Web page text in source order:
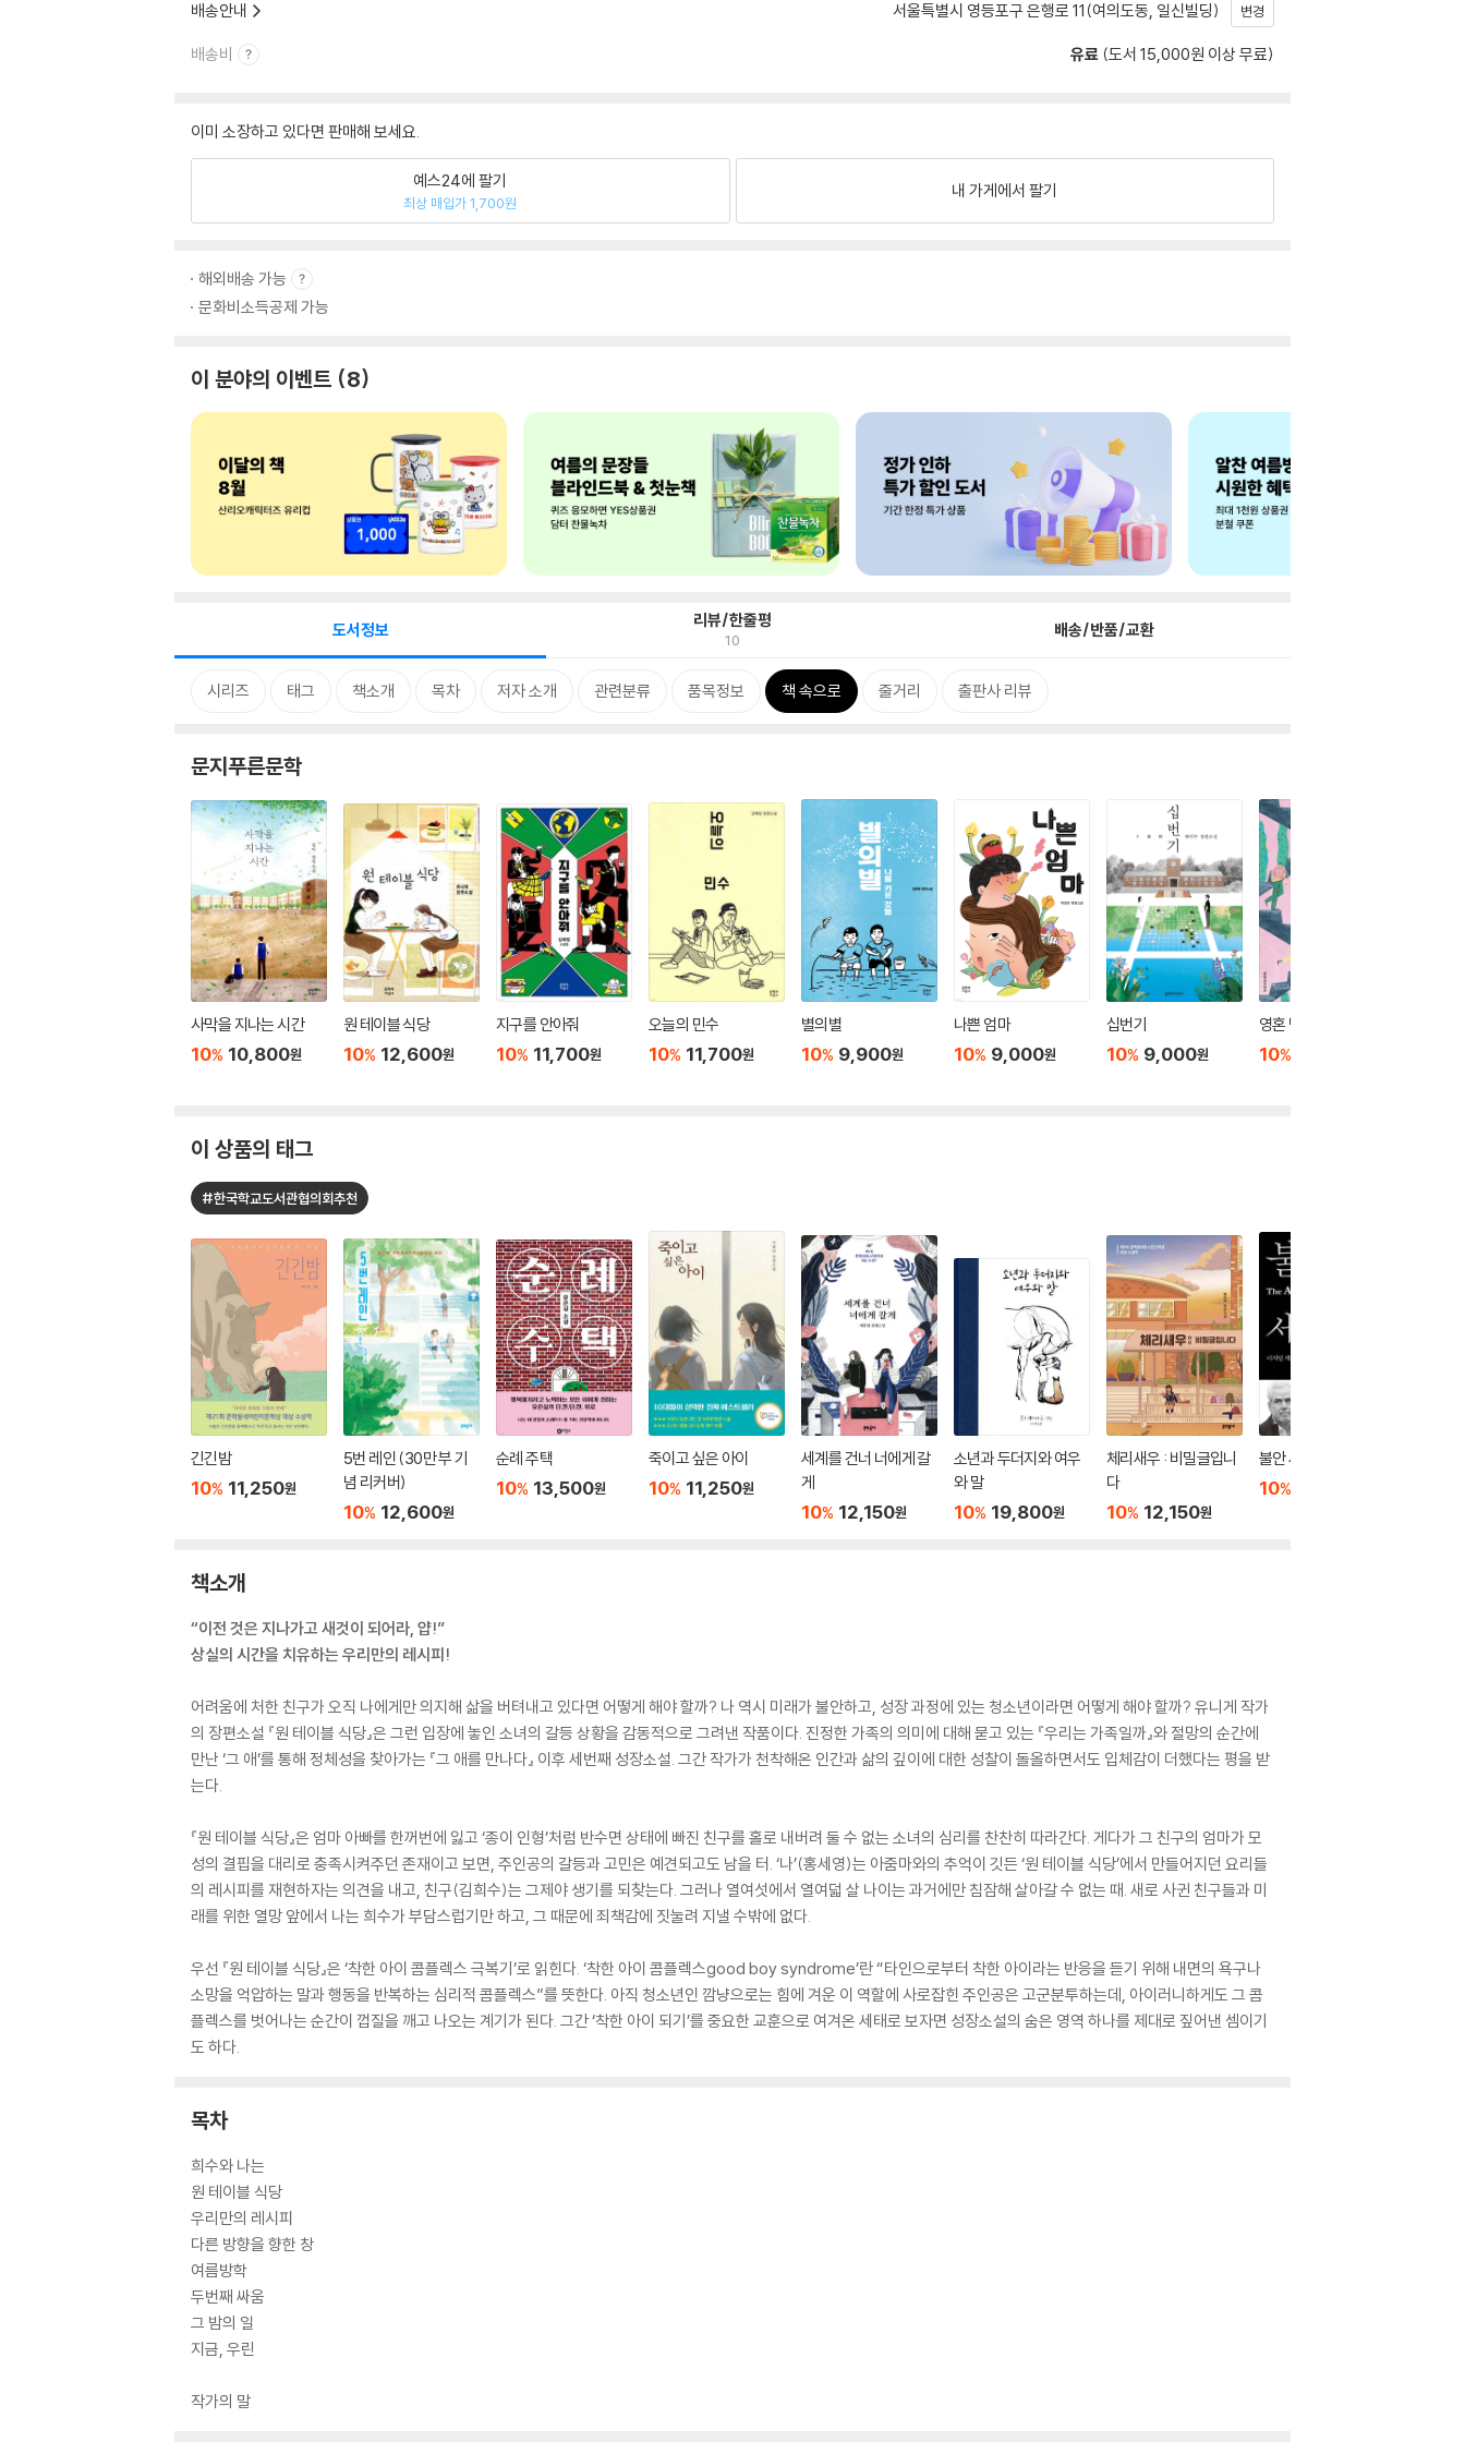
배송안내 서울특별시 영등포구 은행로 11(여의도동, 일신빌딩) 변경
배송비 유료 (도서 15,000원 이상 무료)
이미 소장하고 있다면 판매해 보세요.
예스24에 팔기
최상 매입가 1,700원
내 가게에서 팔기
해외배송 가능
문화비소득공제 가능
이 분야의 이벤트 8
도서정보 리뷰/한줄평
10 배송/반품/교환
시리즈 태그 책소개 목차 저자 소개 관련분류 품목정보 책 속으로 줄거리 출판사 리뷰
문지푸른문학
사막을 지나는 시간
10% 10,800원
원 테이블 식당
10% 12,600원
지구를 안아줘
10% 11,700원
오늘의 민수
10% 11,700원
별의별
10% 9,900원
나쁜 엄마
10% 9,000원
십번기
10% 9,000원
영혼 박물관
10%
이 상품의 태그
#한국학교도서관협의회추천
긴긴밤
10% 11,250원
5번 레인 (30만 부 기
념 리커버)
10% 12,600원
순례 주택
10% 13,500원
죽이고 싶은 아이
10% 11,250원
세계를 건너 너에게 갈
게
10% 12,150원
소년과 두더지와 여우
와 말
10% 19,800원
체리새우 : 비밀글입니
다
10% 12,150원
불안 세대
10%
책소개
“이전 것은 지나가고 새것이 되어라, 얍!”
상실의 시간을 치유하는 우리만의 레시피!
어려움에 처한 친구가 오직 나에게만 의지해 삶을 버텨내고 있다면 어떻게 해야 할까? 나 역시 미래가 불안하고, 성장 과정에 있는 청소년이라면 어떻게 해야 할까? 유니게 작가
의 장편소설 『원 테이블 식당』은 그런 입장에 놓인 소녀의 갈등 상황을 감동적으로 그려낸 작품이다. 진정한 가족의 의미에 대해 묻고 있는 『우리는 가족일까』와 절망의 순간에
만난 ‘그 애’를 통해 정체성을 찾아가는 『그 애를 만나다』 이후 세번째 성장소설. 그간 작가가 천착해온 인간과 삶의 깊이에 대한 성찰이 돌올하면서도 입체감이 더했다는 평을 받
는다.
『원 테이블 식당』은 엄마 아빠를 한꺼번에 잃고 ‘종이 인형’처럼 반수면 상태에 빠진 친구를 홀로 내버려 둘 수 없는 소녀의 심리를 찬찬히 따라간다. 게다가 그 친구의 엄마가 모
성의 결핍을 대리로 충족시켜주던 존재이고 보면, 주인공의 갈등과 고민은 예견되고도 남을 터. ‘나’(홍세영)는 아줌마와의 추억이 깃든 ‘원 테이블 식당’에서 만들어지던 요리들
의 레시피를 재현하자는 의견을 내고, 친구(김희수)는 그제야 생기를 되찾는다. 그러나 열여섯에서 열여덟 살 나이는 과거에만 침잠해 살아갈 수 없는 때. 새로 사귄 친구들과 미
래를 위한 열망 앞에서 나는 희수가 부담스럽기만 하고, 그 때문에 죄책감에 짓눌려 지낼 수밖에 없다.
우선 『원 테이블 식당』은 ‘착한 아이 콤플렉스 극복기’로 읽힌다. ‘착한 아이 콤플렉스good boy syndrome’란 “타인으로부터 착한 아이라는 반응을 듣기 위해 내면의 욕구나
소망을 억압하는 말과 행동을 반복하는 심리적 콤플렉스”를 뜻한다. 아직 청소년인 깜냥으로는 힘에 겨운 이 역할에 사로잡힌 주인공은 고군분투하는데, 아이러니하게도 그 콤
플렉스를 벗어나는 순간이 껍질을 깨고 나오는 계기가 된다. 그간 ‘착한 아이 되기’를 중요한 교훈으로 여겨온 세태로 보자면 성장소설의 숨은 영역 하나를 제대로 짚어낸 셈이기
도 하다.
목차
희수와 나는
원 테이블 식당
우리만의 레시피
다른 방향을 향한 창
여름방학
두번째 싸움
그 밤의 일
지금, 우린
작가의 말